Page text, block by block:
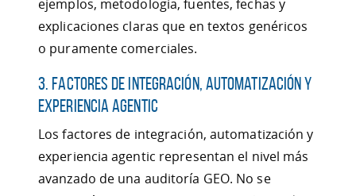
ejemplos, metodología, fuentes, fechas y
explicaciones claras que en textos genéricos
o puramente comerciales.
3. Factores de integración, automatización y
experiencia agentic
Los factores de integración, automatización y
experiencia agentic representan el nivel más
avanzado de una auditoría GEO. No se